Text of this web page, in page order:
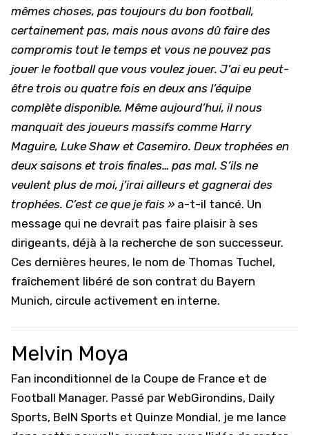
mêmes choses, pas toujours du bon football,
certainement pas, mais nous avons dû faire des
compromis tout le temps et vous ne pouvez pas
jouer le football que vous voulez jouer. J’ai eu peut-
être trois ou quatre fois en deux ans l’équipe
complète disponible. Même aujourd’hui, il nous
manquait des joueurs massifs comme Harry
Maguire, Luke Shaw et Casemiro. Deux trophées en
deux saisons et trois finales… pas mal. S’ils ne
veulent plus de moi, j’irai ailleurs et gagnerai des
trophées. C’est ce que je fais » a-t-il tancé. Un
message qui ne devrait pas faire plaisir à ses
dirigeants, déjà à la recherche de son successeur.
Ces dernières heures, le nom de Thomas Tuchel,
fraîchement libéré de son contrat du Bayern
Munich, circule activement en interne.
Melvin Moya
Fan inconditionnel de la Coupe de France et de
Football Manager. Passé par WebGirondins, Daily
Sports, BeIN Sports et Quinze Mondial, je me lance